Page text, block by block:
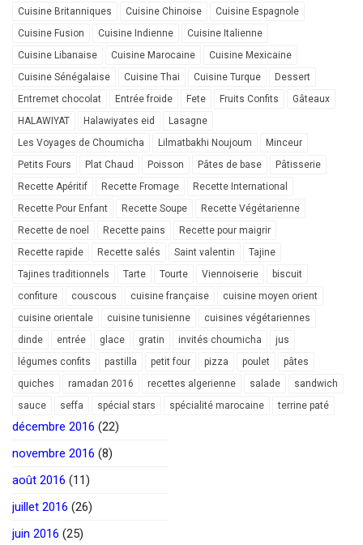
Cuisine Britanniques Cuisine Chinoise
Cuisine Espagnole
Cuisine Fusion
Cuisine Indienne
Cuisine Italienne
Cuisine Libanaise
Cuisine Marocaine
Cuisine Mexicaine
Cuisine Sénégalaise
Cuisine Thai Cuisine Turque
Dessert
Entremet chocolat
Entrée froide Fete Fruits Confits
Gâteaux
HALAWIYAT
Halawiyates eid
Lasagne
Les Voyages de Choumicha
Lilmatbakhi Noujoum
Minceur
Petits Fours
Plat Chaud Poisson Pâtes de base
Pâtisserie
Recette Apéritif
Recette Fromage
Recette International
Recette Pour Enfant
Recette Soupe
Recette Végétarienne
Recette de noel
Recette pains
Recette pour maigrir
Recette rapide
Recette salés Saint valentin
Tajine
Tajines traditionnels
Tarte Tourte Viennoiserie
biscuit
confiture
couscous cuisine française
cuisine moyen orient
cuisine orientale
cuisine tunisienne
cuisines végétariennes
dinde
entrée glace gratin invités choumicha
jus
légumes confits
pastilla petit four pizza poulet
pâtes
quiches
ramadan 2016 recettes algerienne salade
sandwich
sauce
seffa spécial stars spécialité marocaine terrine paté
décembre 2016 (22)
novembre 2016 (8)
août 2016 (11)
juillet 2016 (26)
juin 2016 (25)